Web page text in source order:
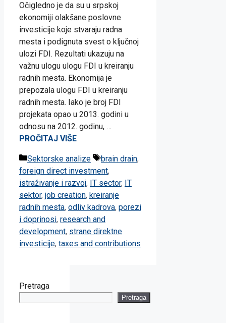
Očigledno je da su u srpskoj
ekonomiji olakšane poslovne
investicije koje stvaraju radna
mesta i podignuta svest o ključnoj
ulozi FDI. Rezultati ukazuju na
važnu ulogu ulogu FDI u kreiranju
radnih mesta. Ekonomija je
prepozala ulogu FDI u kreiranju
radnih mesta. Iako je broj FDI
projekata opao u 2013. godini u
odnosu na 2012. godinu, …
PROČITAJ VIŠE
Categories
Sektorske analize Tags
brain drain,
foreign direct investment,
istraživanje i razvoj, IT sector, IT
sektor, job creation, kreiranje
radnih mesta, odliv kadrova, porezi
i doprinosi, research and
development, strane direktne
investicije, taxes and contributions
Pretraga
Pretraga